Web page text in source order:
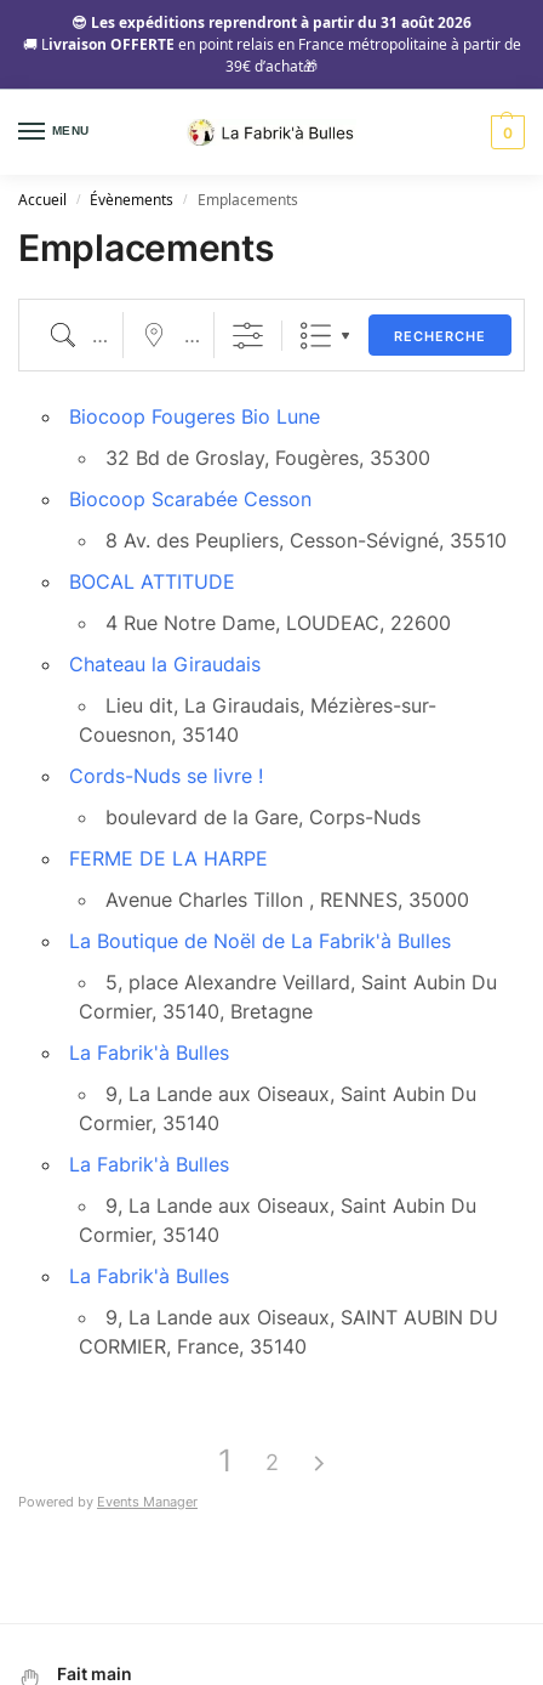
😎 Les expéditions reprendront à partir du 31 août 2026
🚚 Livraison OFFERTE en point relais en France métropolitaine à partir de
39€ d’achat🎁
MENU 0
Accueil / Évènements / Emplacements
Emplacements
RECHERCHE
Biocoop Fougeres Bio Lune
32 Bd de Groslay, Fougères, 35300
Biocoop Scarabée Cesson
8 Av. des Peupliers, Cesson-Sévigné, 35510
BOCAL ATTITUDE
4 Rue Notre Dame, LOUDEAC, 22600
Chateau la Giraudais
Lieu dit, La Giraudais, Mézières-sur-
Couesnon, 35140
Cords-Nuds se livre !
boulevard de la Gare, Corps-Nuds
FERME DE LA HARPE
Avenue Charles Tillon , RENNES, 35000
La Boutique de Noël de La Fabrik'à Bulles
5, place Alexandre Veillard, Saint Aubin Du
Cormier, 35140, Bretagne
La Fabrik'à Bulles
9, La Lande aux Oiseaux, Saint Aubin Du
Cormier, 35140
La Fabrik'à Bulles
9, La Lande aux Oiseaux, Saint Aubin Du
Cormier, 35140
La Fabrik'à Bulles
9, La Lande aux Oiseaux, SAINT AUBIN DU
CORMIER, France, 35140
1 2
Powered by Events Manager
Fait main